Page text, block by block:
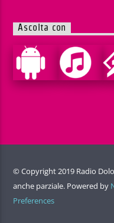
Ascolta con
© Copyright 2019 Radio
anche parziale. Powered by
Preferences